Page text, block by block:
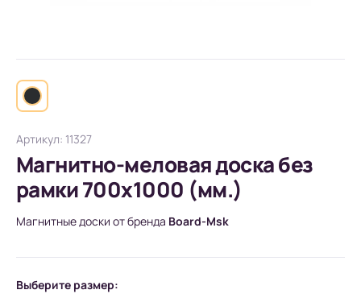
Артикул: 11327
Магнитно-меловая доска без
рамки 700х1000 (мм.)
Магнитные доски от бренда Board-Msk
Выберите размер: